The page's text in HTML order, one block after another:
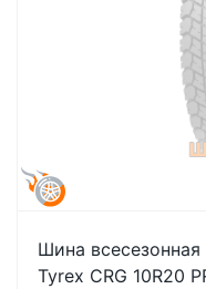
Шина
Tyrex CRG 10R20